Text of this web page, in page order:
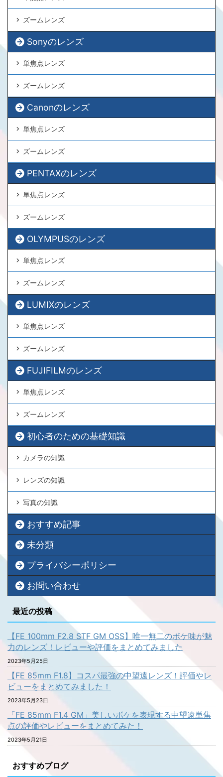
ズームレンズ
Sonyのレンズ
単焦点レンズ
ズームレンズ
Canonのレンズ
単焦点レンズ
ズームレンズ
PENTAXのレンズ
単焦点レンズ
ズームレンズ
OLYMPUSのレンズ
単焦点レンズ
ズームレンズ
LUMIXのレンズ
単焦点レンズ
ズームレンズ
FUJIFILMのレンズ
単焦点レンズ
ズームレンズ
初心者のための基礎知識
カメラの知識
レンズの知識
写真の知識
おすすめ記事
未分類
プライバシーポリシー
お問い合わせ
最近の投稿
【FE 100mm F2.8 STF GM OSS】唯一無二のボケ味が魅
力のレンズ！レビューや評価をまとめてみました
2023年5月25日
【FE 85mm F1.8】コスパ最強の中望遠レンズ！評価やレ
ビューをまとめてみました！
2023年5月23日
「FE 85mm F1.4 GM」美しいボケを表現する中望遠単焦
点の評価やレビューをまとめてみた！
2023年5月21日
おすすめブログ